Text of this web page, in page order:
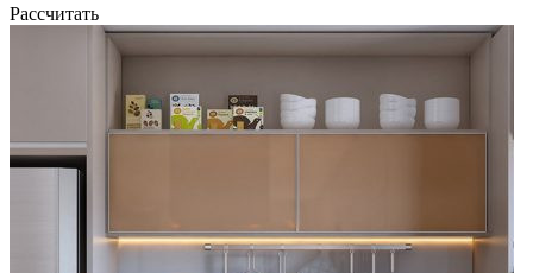
Рассчитать